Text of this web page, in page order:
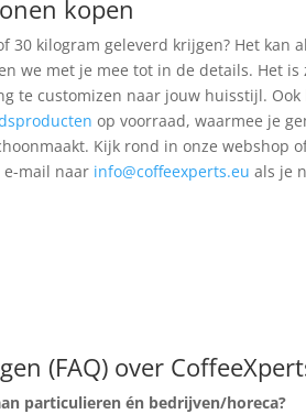
kopen
30 kilogram geleverd krijgen? Het kan
we met je mee tot in de details. Het is
te customizen naar jouw huisstijl. Ook
op voorraad, waarmee je
Kijk rond in onze webshop
mail naar info@coffeexperts.eu als je
(FAQ) over
particulieren én bedrijven/horeca?